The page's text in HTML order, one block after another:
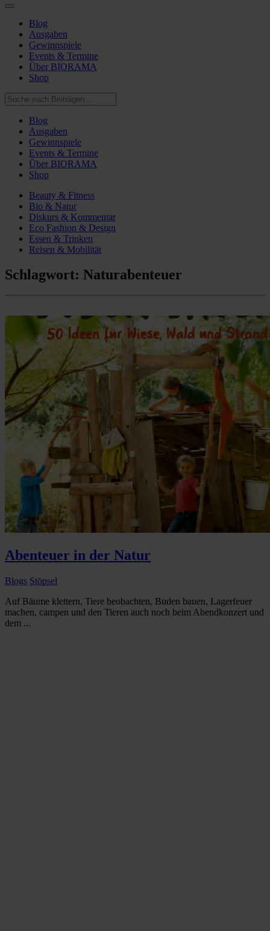
Blog
Ausgaben
Gewinnspiele
Events & Termine
Über BIORAMA
Shop
Blog
Ausgaben
Gewinnspiele
Events & Termine
Über BIORAMA
Shop
Beauty & Fitness
Bio & Natur
Diskurs & Kommentar
Eco Fashion & Design
Essen & Trinken
Reisen & Mobilität
Schlagwort: Naturabenteuer
Abenteuer in der Natur
Blogs Stöpsel
Auf Bäume klettern, Tiere beobachten, Buden bauen, Lagerfeuer
machen, campen und den Tieren auch noch beim Abendkonzert und
dem ...